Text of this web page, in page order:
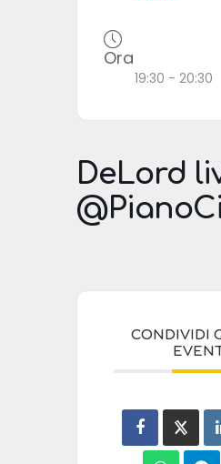
Ora
19:30 - 20:30
DeLord
CONDIVIDI